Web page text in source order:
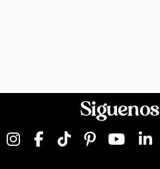
Siguenos